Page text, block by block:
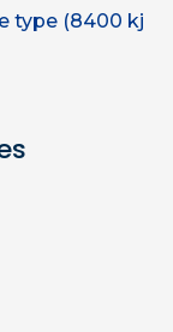
type (8400 kj